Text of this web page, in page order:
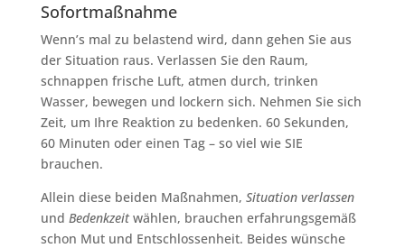
Sofortmaßnahme
Wenn’s mal zu belastend wird, dann gehen Sie aus
der Situation raus. Verlassen Sie den Raum,
schnappen frische Luft, atmen durch, trinken
Wasser, bewegen und lockern sich. Nehmen Sie sich
Zeit, um Ihre Reaktion zu bedenken. 60 Sekunden,
60 Minuten oder einen Tag – so viel wie SIE
brauchen.
Allein diese beiden Maßnahmen, Situation verlassen
und Bedenkzeitwählen, brauchen erfahrungsgemäß
schon Mut und Entschlossenheit. Beides wünsche